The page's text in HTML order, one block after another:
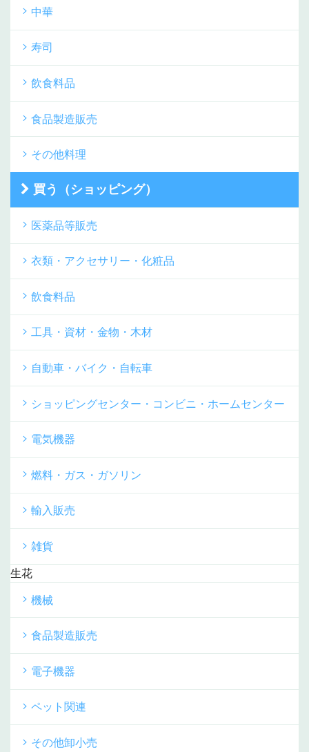
中華
寿司
飲食料品
食品製造販売
その他料理
買う（ショッピング）
医薬品等販売
衣類・アクセサリー・化粧品
飲食料品
工具・資材・金物・木材
自動車・バイク・自転車
ショッピングセンター・コンビニ・ホームセンター
電気機器
燃料・ガス・ガソリン
輸入販売
雑貨
生花
機械
食品製造販売
電子機器
ペット関連
その他卸小売